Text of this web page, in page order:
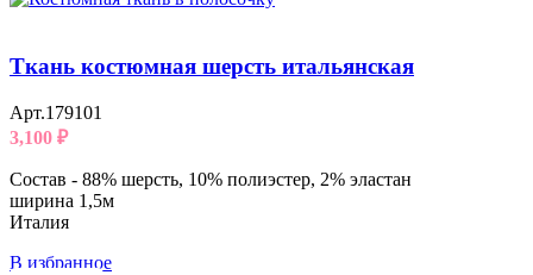
Ткань костюмная шерсть итальянская
Арт.179101
3,100 ₽
Состав - 88% шерсть, 10% полиэстер, 2% эластан
ширина 1,5м
Италия
В избранное